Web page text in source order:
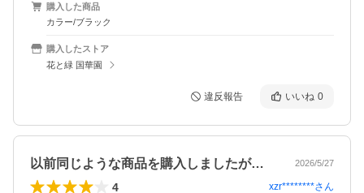
購入した商品
カラー/ブラック
購入したストア
花と緑 国華園
違反報告 いいね 0
以前同じような商品を購入しましたが直ぐ… 2026/5/27
4 xzr********さん